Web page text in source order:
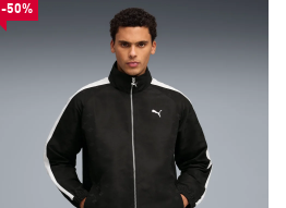
-50%